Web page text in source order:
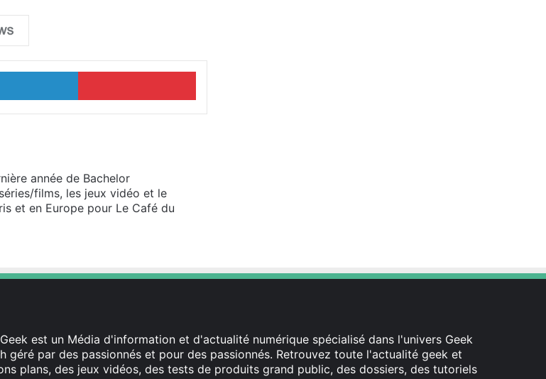
Linkedin
année de Bachelor
films, les jeux vidéo et le
et en Europe pour Le Café du
est un Média d'information et d'actualité numérique spécialisé dans l'univers Geek
géré par des passionnés et pour des passionnés. Retrouvez toute l'actualité geek et
plans, des jeux vidéos, des tests de produits grand public, des dossiers, des tutoriels